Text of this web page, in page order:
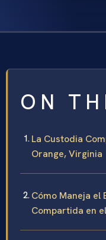
ON
La Custodia
Orange, Virginia
Cómo Maneja el
Compartida en